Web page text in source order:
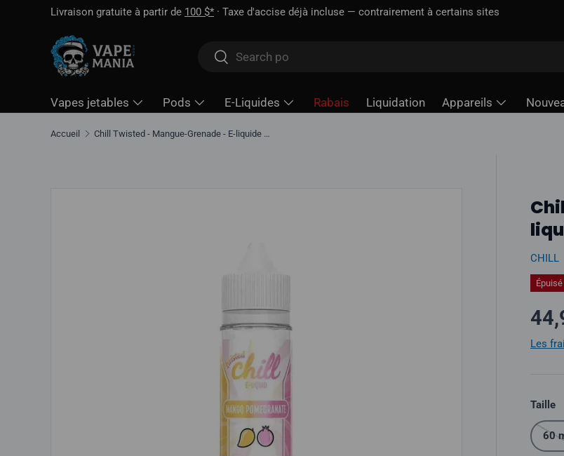
Livraison gratuite à partir de 100 $* · Taxe d'accise déjà incluse — contrairement à certains sites
Rechercher
Rechercher
Vapes jetables Pods E-Liquides Rabais Liquidation Appareils
Accueil Chill Twisted - Mangue-Grenade - E-liquide 60 ml
CHILL
Épuisé
Les
Taille
60